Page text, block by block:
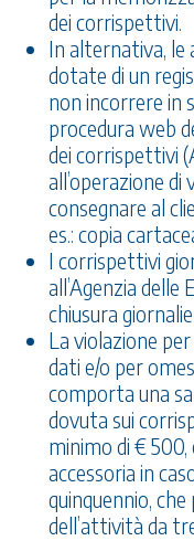
dei corrispettivi.
In alternativa, le
dotate di un
non incorrere in
procedura web
dei corrispettivi
all’operazione
consegnare al
es.: copia
I corrispettivi
all’Agenzia
chiusura
La violazione
dati e/o per
comporta una
dovuta sui
minimo di € 500,
accessoria in
quinquennio,
dell’attività da